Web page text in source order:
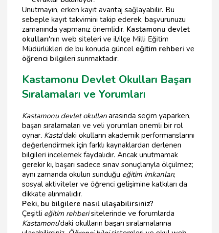
Unutmayın, erken kayıt avantaj sağlayabilir. Bu
sebeple kayıt takvimini takip ederek, başvurunuzu
zamanında yapmanız önemlidir. Kastamonu devlet
okulları'nın web siteleri ve il/ilçe Milli Eğitim
Müdürlükleri de bu konuda güncel eğitim rehberi ve
öğrenci bilgileri sunmaktadır.
Kastamonu Devlet Okulları Başarı
Sıralamaları ve Yorumları
Kastamonu devlet okullarıarasında seçim yaparken,
başarı sıralamaları ve veli yorumları önemli bir rol
oynar. Kasta'daki okulların akademik performanslarını
değerlendirmek için farklı kaynaklardan derlenen
bilgileri incelemek faydalıdır. Ancak unutmamak
gerekir ki, başarı sadece sınav sonuçlarıyla ölçülmez;
aynı zamanda okulun sunduğu eğitim imkanları,
sosyal aktiviteler ve öğrenci gelişimine katkıları da
dikkate alınmalıdır.
Peki, bu bilgilere nasıl ulaşabilirsiniz?
Çeşitli eğitim rehberisitelerinde ve forumlarda
Kastamonu'daki okulların başarı sıralamalarına